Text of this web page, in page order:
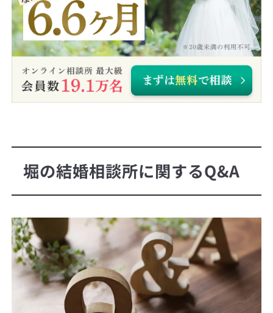
堀の結婚相談所に関するQ&A